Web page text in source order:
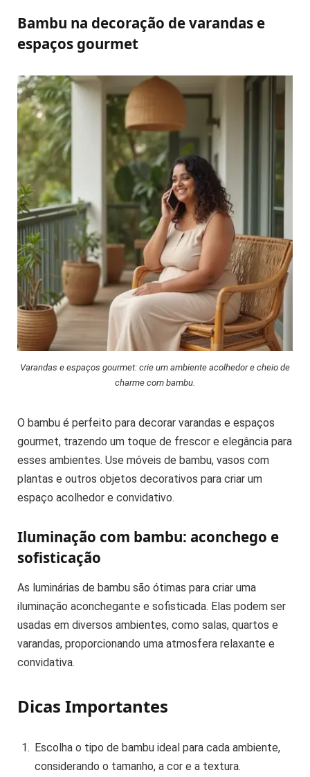
Bambu na decoração de varandas e
espaços gourmet
Varandas e espaços gourmet: crie um ambiente acolhedor e cheio de
charme com bambu.
O bambu é perfeito para decorar varandas e espaços
gourmet, trazendo um toque de frescor e elegância para
esses ambientes. Use móveis de bambu, vasos com
plantas e outros objetos decorativos para criar um
espaço acolhedor e convidativo.
Iluminação com bambu: aconchego e
sofisticação
As luminárias de bambu são ótimas para criar uma
iluminação aconchegante e sofisticada. Elas podem ser
usadas em diversos ambientes, como salas, quartos e
varandas, proporcionando uma atmosfera relaxante e
convidativa.
Dicas Importantes
Escolha o tipo de bambu ideal para cada ambiente,
considerando o tamanho, a cor e a textura.